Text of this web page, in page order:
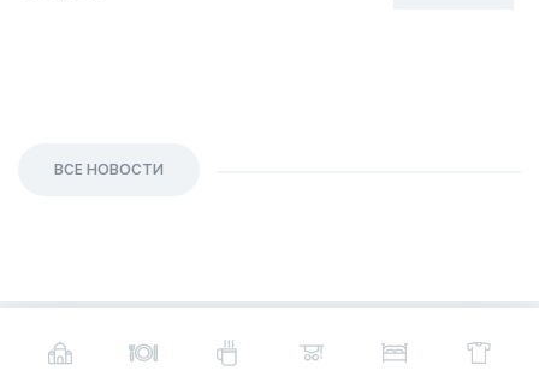
ВСЕ НОВОСТИ